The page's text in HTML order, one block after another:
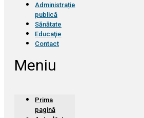
Administrație
publică
Sănătate
Educaţie
Contact
Meniu
Prima
pagină